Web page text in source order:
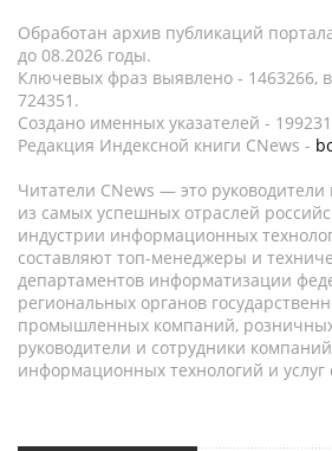
Обработан архив публикаций
до 08.2026 годы.
Ключевых фраз выявлено - 1463266,
724351.
Создано именных указателей -
Редакция Индексной книги CNews -
Читатели CNews — это
из самых успешных отраслей
индустрии информационных
составляют топ-менеджеры и
департаментов информатизации
региональных органов
промышленных компаний, розничных
руководители и сотрудники
информационных технологий и услуг